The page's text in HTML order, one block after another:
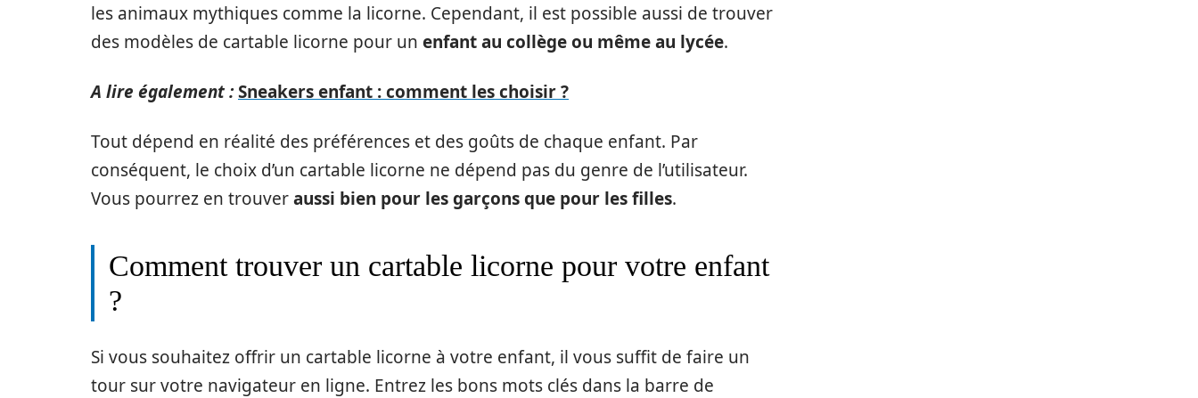
les animaux mythiques comme la licorne. Cependant, il est possible aussi de trouver
des modèles de cartable licorne pour un enfant au collège ou même au lycée.
A lire également :Sneakers enfant : comment les choisir ?
Tout dépend en réalité des préférences et des goûts de chaque enfant. Par
conséquent, le choix d’un cartable licorne ne dépend pas du genre de l’utilisateur.
Vous pourrez en trouveraussi bien pour les garçons que pour les filles.
Comment trouver un cartable licorne pour votre enfant
?
Si vous souhaitez offrir un cartable licorne à votre enfant, il vous suffit de faire un
tour sur votre navigateur en ligne. Entrez les bons mots clés dans la barre de